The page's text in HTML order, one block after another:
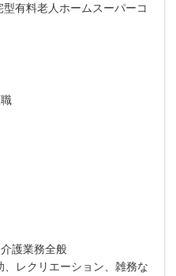
有料老人ホームスーパーコ
護業務全般
レクリエーション、雑務な